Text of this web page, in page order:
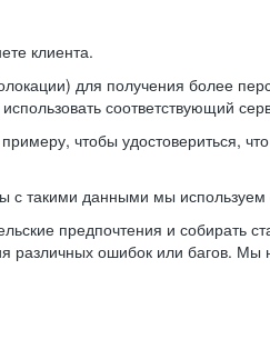
клиента.
для получения более
соответствующий
чтобы удостовериться,
с такими данными мы
предпочтения и собирать
различных ошибок или багов.